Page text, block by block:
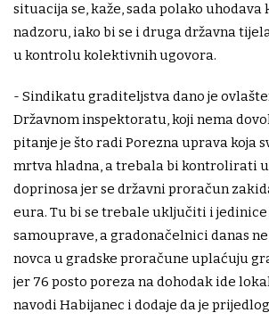
situacija se, kaže, sada polako uhodava
nadzoru, iako bi se i druga državna
u kontrolu kolektivnih ugovora.
- Sindikatu graditeljstva dano je
Državnom inspektoratu, koji nema
pitanje je što radi Porezna uprava koja
mrtva hladna, a trebala bi kontrolirati
doprinosa jer se državni proračun
eura. Tu bi se trebale uključiti i
samouprave, a gradonačelnici danas
novca u gradske proračune uplaćuju
jer 76 posto poreza na dohodak ide
navodi Habijanec i dodaje da je